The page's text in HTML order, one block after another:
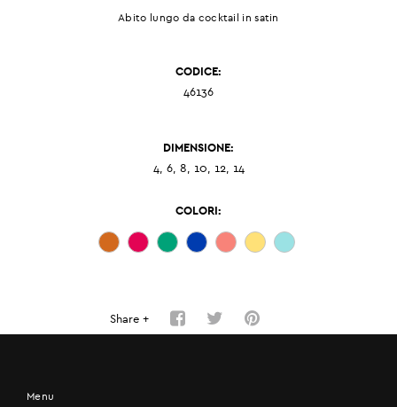
Abito lungo da cocktail in satin
CODICE:
46136
DIMENSIONE:
4, 6, 8, 10, 12, 14
COLORI:
Share +
Menu